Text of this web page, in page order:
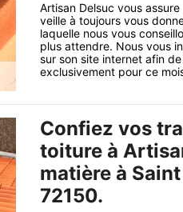
Artisan Delsuc vous
veille à toujours vous
laquelle nous vous
plus attendre. Nous vous
sur son site internet afin
exclusivement pour ce
Confiez vos
toiture à
matière à
72150.